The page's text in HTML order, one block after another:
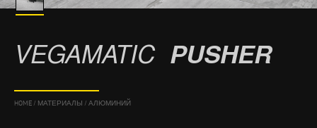
VEGAMATIC PUSHER
HOME / МАТЕРИАЛЫ / АЛЮМИНИЙ